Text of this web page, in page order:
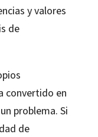
y valores
de
convertido en
problema. Si
de